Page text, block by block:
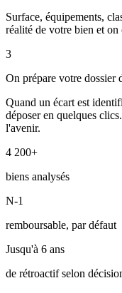
Surface, équipements,
réalité de votre bien et
3
On prépare votre dossier
Quand un écart est
déposer en quelques
l'avenir.
4 200+
biens analysés
N-1
remboursable, par défaut
Jusqu'à 6 ans
de rétroactif selon